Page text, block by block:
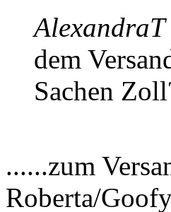
dem
Sachen
......zum
Roberta/